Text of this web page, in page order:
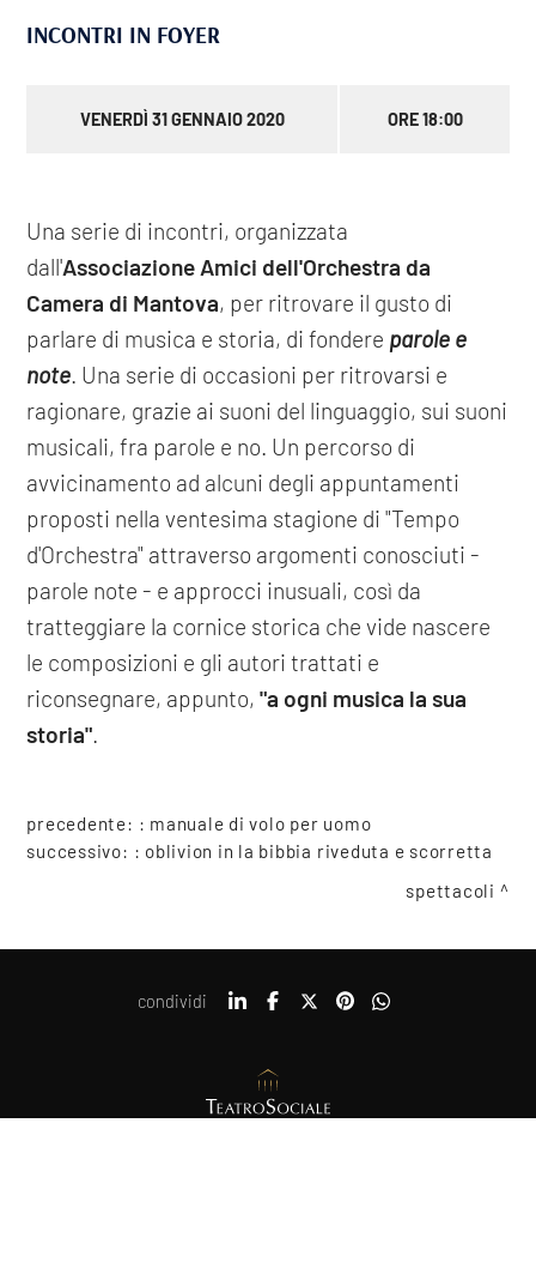
INCONTRI IN FOYER
VENERDÌ 31 GENNAIO 2020 ORE 18:00
Una serie di incontri, organizzata
dall'Associazione Amici dell'Orchestra da
Camera di Mantova, per ritrovare il gusto di
parlare di musica e storia, di fondere parole e
note . Una serie di occasioni per ritrovarsi e
ragionare, grazie ai suoni del linguaggio, sui suoni
musicali, fra parole e no. Un percorso di
avvicinamento ad alcuni degli appuntamenti
proposti nella ventesima stagione di "Tempo
d'Orchestra" attraverso argomenti conosciuti -
parole note - e approcci inusuali, così da
tratteggiare la cornice storica che vide nascere
le composizioni e gli autori trattati e
riconsegnare, appunto,"a ogni musica la sua
storia"
precedente: : manuale di volo per uomo
successivo: : oblivion in la bibbia riveduta e scorretta
spettacoli
condividi